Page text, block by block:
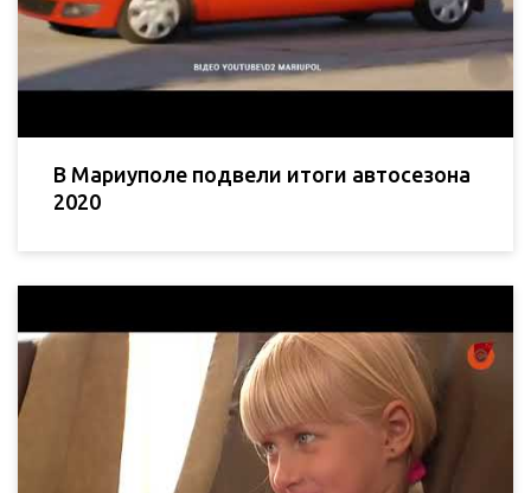
В Мариуполе подвели итоги автосезона
2020